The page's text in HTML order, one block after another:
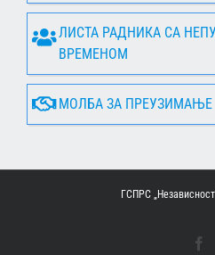
ЛИСТА РАДНИКА СА
ВРЕМЕНОМ
МОЛБА ЗА ПРЕУЗИМАЊЕ
ГСПРС